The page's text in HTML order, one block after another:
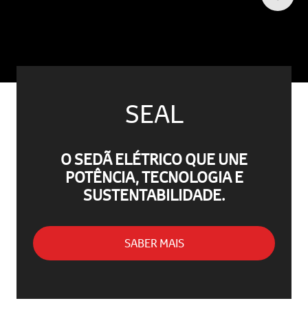
SEAL
O SEDÃ ELÉTRICO QUE UNE
POTÊNCIA, TECNOLOGIA E
SUSTENTABILIDADE.
SABER MAIS